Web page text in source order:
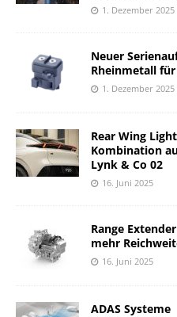
1. Dezember 2025
Neuer
Rheinmetall
1. Dezember 2025
Rear Wing
Kombination
Lynk & Co 02
16. Juni 2025
Range
mehr
16. Juni 2025
ADAS Systeme